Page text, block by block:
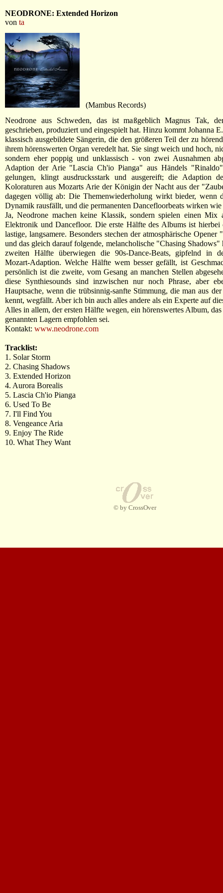
NEODRONE: Extended Horizon
von ta
(Mambus Records)
Neodrone aus Schweden, das ist maßgeblich Magnus Tak,
geschrieben, produziert und eingespielt hat. Hinzu kommt Johanna
klassisch ausgebildete Sängerin, die den größeren Teil der zu
ihrem hörenswerten Organ veredelt hat. Sie singt weich und hoch,
sondern eher poppig und unklassisch - von zwei Ausnahmen
Adaption der Arie "Lascia Ch'io Pianga" aus Händels
gelungen, klingt ausdrucksstark und ausgereift; die Adaption
Koloraturen aus Mozarts Arie der Königin der Nacht aus der
dagegen völlig ab: Die Themenwiederholung wirkt bieder, wenn
Dynamik rausfällt, und die permanenten Dancefloorbeats wirken wie
Ja, Neodrone machen keine Klassik, sondern spielen einen Mix
Elektronik und Dancefloor. Die erste Hälfte des Albums ist hierbei
lastige, langsamere. Besonders stechen der atmosphärische Opener
und das gleich darauf folgende, melancholische "Chasing Shadows"
zweiten Hälfte überwiegen die 90s-Dance-Beats, gipfelnd in
Mozart-Adaption. Welche Hälfte wem besser gefällt, ist
persönlich ist die zweite, vom Gesang an manchen Stellen
diese Synthiesounds sind inzwischen nur noch Phrase, aber
Hauptsache, wenn die trübsinnig-sanfte Stimmung, die man aus
kennt, wegfällt. Aber ich bin auch alles andere als ein Experte auf
Alles in allem, der ersten Hälfte wegen, ein hörenswertes Album, das
genannten Lagern empfohlen sei.
Kontakt: www.neodrone.com
Tracklist:
1. Solar Storm
2. Chasing Shadows
3. Extended Horizon
4. Aurora Borealis
5. Lascia Ch'io Pianga
6. Used To Be
7. I'll Find You
8. Vengeance Aria
9. Enjoy The Ride
10. What They Want
© by CrossOver